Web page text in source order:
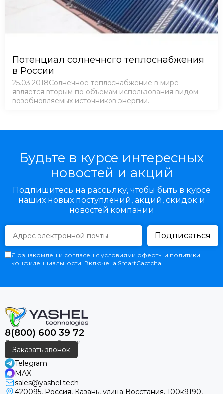
Потенциал солнечного теплоснабжения
в России
25.03.2018Солнечное теплоснабжение в мире
является вторым по объемам использования видом
возобновляемых источников энергии.
Будьте в курсе интересных
новостей и акций
Подпишитесь на рассылку, чтобы быть в курсе
наших новых поступлений, акций, скидок и
новостей компании
Подписаться
Я ознакомлен и согласен с условиями оферты и политики
конфиденциальности. Включена SmartCaptcha.
8(800) 600 39 72
Заказать звонок
Telegram
MAX
sales@yashel.tech
420095, Россия, Казань, улица Восстания, 100к9190,